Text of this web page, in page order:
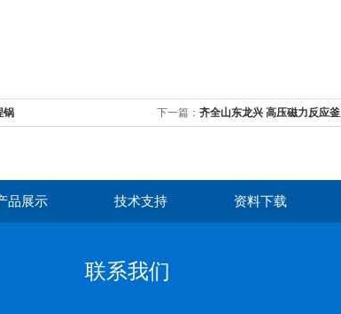
锅 下一篇： 齐全山东龙兴 高压磁力反应釜
品展示 技术支持 资料下载
联系我们